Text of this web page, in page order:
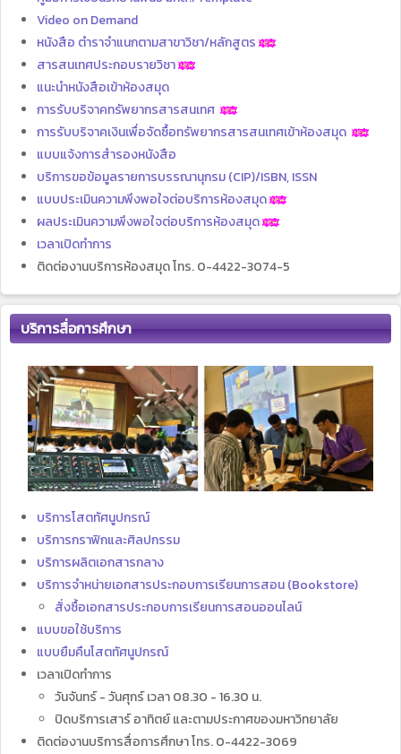
Video on Demand
หนังสือ ตำราจำแนกตามสาขาวิชา/หลักสูตร
สารสนเทศประกอบรายวิชา
แนะนำหนังสือเข้าห้องสมุด
การรับบริจาคทรัพยากรสารสนเทศ
การรับบริจาคเงินเพื่อจัดซื้อทรัพยากรสารสนเทศเข้าห้องสมุด
แบบแจ้งการสำรองหนังสือ
บริการขอข้อมูลรายการบรรณานุกรม (CIP)/ISBN, ISSN
แบบประเมินความพึงพอใจต่อบริการห้องสมุด
ผลประเมินความพึงพอใจต่อบริการห้องสมุด
เวลาเปิดทำการ
ติดต่องานบริการห้องสมุด โทร. 0-4422-3074-5
บริการสื่อการศึกษา
บริการโสตทัศนูปกรณ์
บริการกราฟิกและศิลปกรรม
บริการผลิตเอกสารกลาง
บริการจำหน่ายเอกสารประกอบการเรียนการสอน (Bookstore)
สั่งซื้อเอกสารประกอบการเรียนการสอนออนไลน์
แบบขอใช้บริการ
แบบยืมคืนโสตทัศนูปกรณ์
เวลาเปิดทำการ
วันจันทร์ - วันศุกร์ เวลา 08.30 - 16.30 น.
ปิดบริการเสาร์ อาทิตย์ และตามประกาศของมหาวิทยาลัย
ติดต่องานบริการสื่อการศึกษา โทร. 0-4422-3069